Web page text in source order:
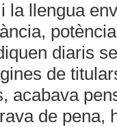
la llengua
diaris
de
acabava
de pena,